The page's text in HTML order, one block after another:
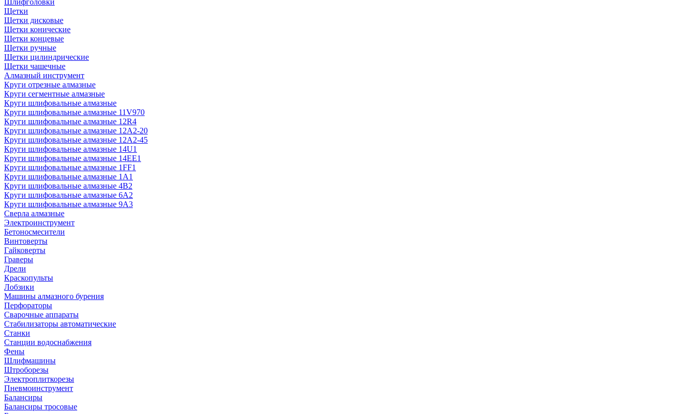
Шлифголовки
Щетки
Щетки дисковые
Щетки конические
Щетки концевые
Щетки ручные
Щетки цилиндрические
Щетки чашечные
Алмазный инструмент
Круги отрезные алмазные
Круги сегментные алмазные
Круги шлифовальные алмазные
Круги шлифовальные алмазные 11V970
Круги шлифовальные алмазные 12R4
Круги шлифовальные алмазные 12А2-20
Круги шлифовальные алмазные 12А2-45
Круги шлифовальные алмазные 14U1
Круги шлифовальные алмазные 14ЕЕ1
Круги шлифовальные алмазные 1FF1
Круги шлифовальные алмазные 1А1
Круги шлифовальные алмазные 4В2
Круги шлифовальные алмазные 6A2
Круги шлифовальные алмазные 9А3
Сверла алмазные
Электроинструмент
Бетоносмесители
Винтоверты
Гайковерты
Граверы
Дрели
Краскопульты
Лобзики
Машины алмазного бурения
Перфораторы
Сварочные аппараты
Стабилизаторы автоматические
Станки
Станции водоснабжения
Фены
Шлифмашины
Штроборезы
Электроплиткорезы
Пневмоинструмент
Балансиры
Балансиры тросовые